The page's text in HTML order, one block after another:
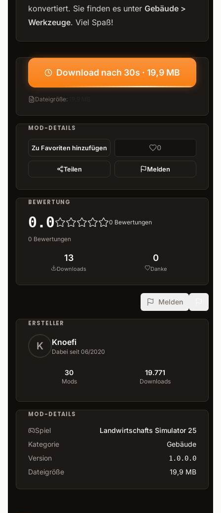
konvertiert. Sie finden es unter Gebäude >
Werkzeuge. Viel Spaß!
Download nach 30s · 19,9 MB
Dateigröße:
MOD-DETAILS
Zu Favoriten hinzufügen 0
Teilen Melden
BEWERTUNG
0.0 0 Bewertungen
0 Bewertungen
13
Downloads
0
Danke
Melden
ERSTELLER
K Knoefi
Dabei seit 06/2020
30
Mods
19.771
Downloads
MOD-DETAILS
Spiel
Landwirtschafts Simulator 25
Kategorie
Gebäude
Version
1.0.0.0
Dateigröße 19,9 MB